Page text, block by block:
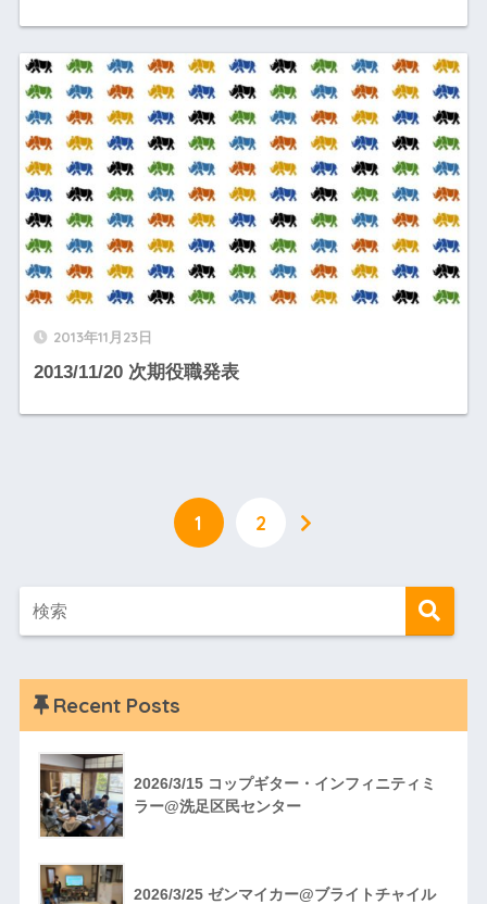
2013年11月23日
2013/11/20 次期役職発表
1 2
Recent Posts
2026/3/15 コップギター・インフィニティミ
ラー@洗足区民センター
2026/3/25 ゼンマイカー@ブライトチャイル